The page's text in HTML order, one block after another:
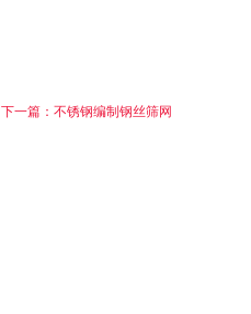
下一篇：不锈钢编制钢丝筛网